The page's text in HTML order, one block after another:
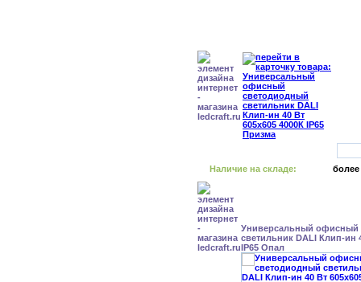
Наличие на складе: более
Универсальный офисный
светильник DALI Клип-ин
IP65 Опал